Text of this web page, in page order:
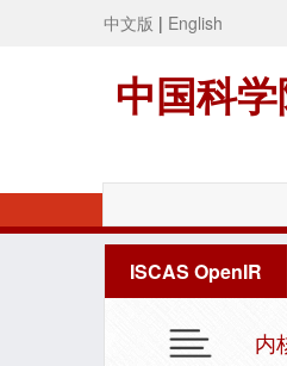
中文版 | English
中国科
ISCAS OpenIR
内